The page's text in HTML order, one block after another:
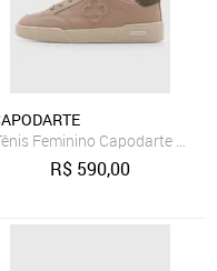
Nude
Feminino Capodarte
R$ 590,00